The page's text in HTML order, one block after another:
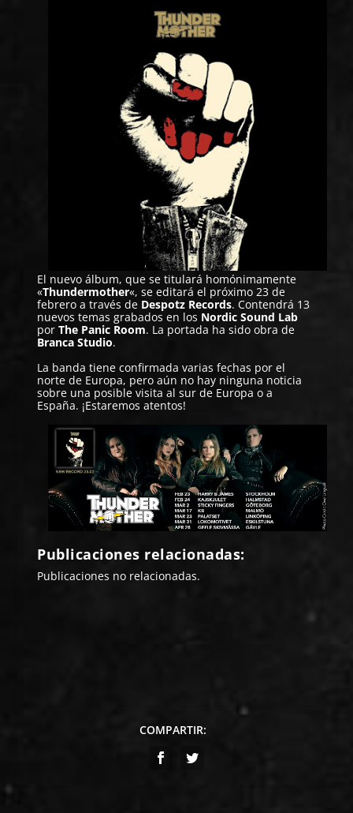
El nuevo álbum, que se titulará homónimamente
«Thundermother«, se editará el próximo 23 de
febrero a través de Despotz Records. Contendrá 13
nuevos temas grabados en los Nordic Sound Lab
porThe Panic Room. La portada ha sido obra de
Branca Studio.
La banda tiene confirmada varias fechas por el
norte de Europa, pero aún no hay ninguna noticia
sobre una posible visita al sur de Europa o a
España. ¡Estaremos atentos!
Publicaciones relacionadas:
Publicaciones no relacionadas.
COMPARTIR: